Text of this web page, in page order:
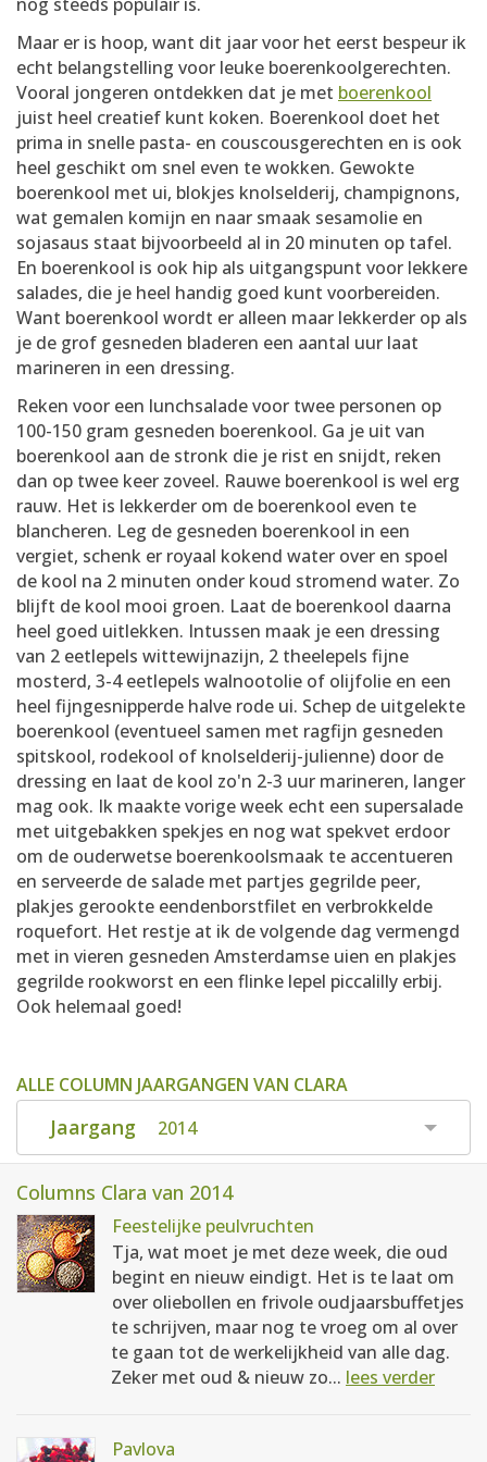
Maar er is hoop, want dit jaar voor het eerst bespeur ik
echt belangstelling voor leuke boerenkoolgerechten.
Vooral jongeren ontdekken dat je met boerenkool
juist heel creatief kunt koken. Boerenkool doet het
prima in snelle pasta- en couscousgerechten en is ook
heel geschikt om snel even te wokken. Gewokte
boerenkool met ui, blokjes knolselderij, champignons,
wat gemalen komijn en naar smaak sesamolie en
sojasaus staat bijvoorbeeld al in 20 minuten op tafel.
En boerenkool is ook hip als uitgangspunt voor lekkere
salades, die je heel handig goed kunt voorbereiden.
Want boerenkool wordt er alleen maar lekkerder op als
je de grof gesneden bladeren een aantal uur laat
marineren in een dressing.
Reken voor een lunchsalade voor twee personen op
100-150 gram gesneden boerenkool. Ga je uit van
boerenkool aan de stronk die je rist en snijdt, reken
dan op twee keer zoveel. Rauwe boerenkool is wel erg
rauw. Het is lekkerder om de boerenkool even te
blancheren. Leg de gesneden boerenkool in een
vergiet, schenk er royaal kokend water over en spoel
de kool na 2 minuten onder koud stromend water. Zo
blijft de kool mooi groen. Laat de boerenkool daarna
heel goed uitlekken. Intussen maak je een dressing
van 2 eetlepels wittewijnazijn, 2 theelepels fijne
mosterd, 3-4 eetlepels walnootolie of olijfolie en een
heel fijngesnipperde halve rode ui. Schep de uitgelekte
boerenkool (eventueel samen met ragfijn gesneden
spitskool, rodekool of knolselderij-julienne) door de
dressing en laat de kool zo'n 2-3 uur marineren, langer
mag ook. Ik maakte vorige week echt een supersalade
met uitgebakken spekjes en nog wat spekvet erdoor
om de ouderwetse boerenkoolsmaak te accentueren
en serveerde de salade met partjes gegrilde peer,
plakjes gerookte eendenborstfilet en verbrokkelde
roquefort. Het restje at ik de volgende dag vermengd
met in vieren gesneden Amsterdamse uien en plakjes
gegrilde rookworst en een flinke lepel piccalilly erbij.
Ook helemaal goed!
ALLE COLUMN JAARGANGEN VAN CLARA
Jaargang 2014
Columns Clara van 2014
Feestelijke peulvruchten
Tja, wat moet je met deze week, die oud
begint en nieuw eindigt. Het is te laat om
over oliebollen en frivole oudjaarsbuffetjes
te schrijven, maar nog te vroeg om al over
te gaan tot de werkelijkheid van alle dag.
Zeker met oud & nieuw zo... lees verder
Pavlova